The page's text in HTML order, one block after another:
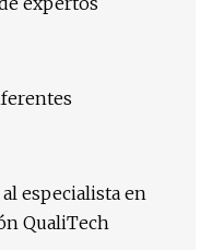
especialista en
QualiTech